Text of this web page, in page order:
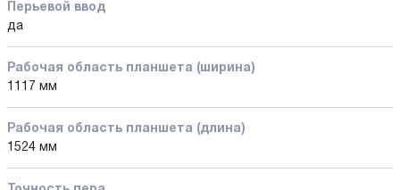
Перьевой ввод
да
Рабочая область планшета (ширина)
1117 мм
Рабочая область планшета (длина)
1524 мм